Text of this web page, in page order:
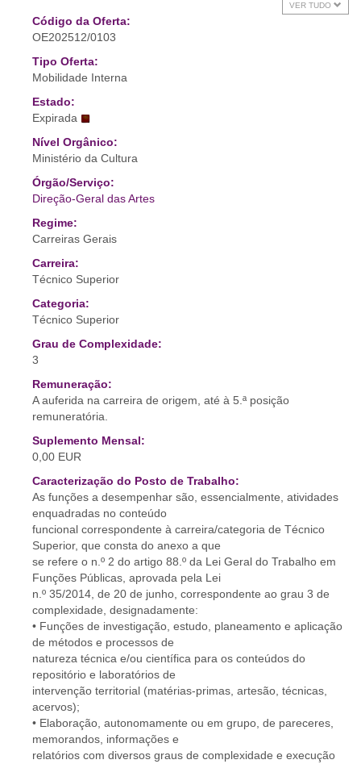
VER TUDO
Código da Oferta:
OE202512/0103
Tipo Oferta:
Mobilidade Interna
Estado:
Expirada
Nível Orgânico:
Ministério da Cultura
Órgão/Serviço:
Direção-Geral das Artes
Regime:
Carreiras Gerais
Carreira:
Técnico Superior
Categoria:
Técnico Superior
Grau de Complexidade:
3
Remuneração:
A auferida na carreira de origem, até à 5.ª posição
remuneratória.
Suplemento Mensal:
0,00 EUR
Caracterização do Posto de Trabalho:
As funções a desempenhar são, essencialmente, atividades
enquadradas no conteúdo
funcional correspondente à carreira/categoria de Técnico
Superior, que consta do anexo a que
se refere o n.º 2 do artigo 88.º da Lei Geral do Trabalho em
Funções Públicas, aprovada pela Lei
n.º 35/2014, de 20 de junho, correspondente ao grau 3 de
complexidade, designadamente:
• Funções de investigação, estudo, planeamento e aplicação
de métodos e processos de
natureza técnica e/ou científica para os conteúdos do
repositório e laboratórios de
intervenção territorial (matérias-primas, artesão, técnicas,
acervos);
• Elaboração, autonomamente ou em grupo, de pareceres,
memorandos, informações e
relatórios com diversos graus de complexidade e execução